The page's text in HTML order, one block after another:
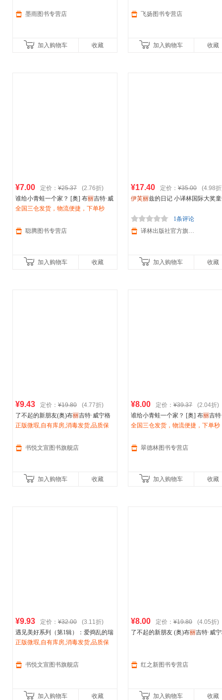
墨雨图书专营店
加入购物车 收藏
飞扬图书专营店
加入购物车 收藏
¥7.00 定价： ¥25.37
(2.76折)
谁给小青蛙一个家？ [奥] 布丽吉特·威
宁格 著,[法]伊芙·塔勒 绘,杨玲 中信出
全国三仓发货，物流便捷，下单秒
聪腾图书专营店
加入购物车 收藏
¥17.40 定价： ¥35.00
(4.98
伊芙丽兹的日记 小译林国际大奖
小说 读懂青少年内心世界 儿童文
国现代长篇小说
1条评论
译林出版社官方旗舰店
加入购物车 收藏
¥9.43 定价： ¥19.80
(4.77折)
了不起的新朋友(奥)布丽吉特·威宁格
著 杨玲玲,彭懿 译 (法)伊芙·塔勒 绘中
正版微瑕,自有库房,消毒发货,品质保
选购书悦文宣图书旗舰店
加入购物车 收藏
¥8.00 定价： ¥39.37
(2.04折)
谁给小青蛙一个家？ [奥] 布丽吉特
宁格 著,[法]伊芙·塔勒 绘,杨玲 中
全国三仓发货，物流便捷，下单秒
翠德林图书专营店
加入购物车 收藏
¥9.93 定价： ¥32.00
(3.11折)
遇见美好系列（第1辑）：爱捣乱的瑞
可（精装）【奥】布丽吉特·威宁格 /
中信出版社
正版微瑕,自有库房,消毒发货,品质保
选购书悦文宣图书旗舰店
加入购物车 收藏
¥8.00 定价： ¥19.80
(4.05折)
了不起的新朋友 (奥)布丽吉特·威
红之新图书专营店
加入购物车 收藏